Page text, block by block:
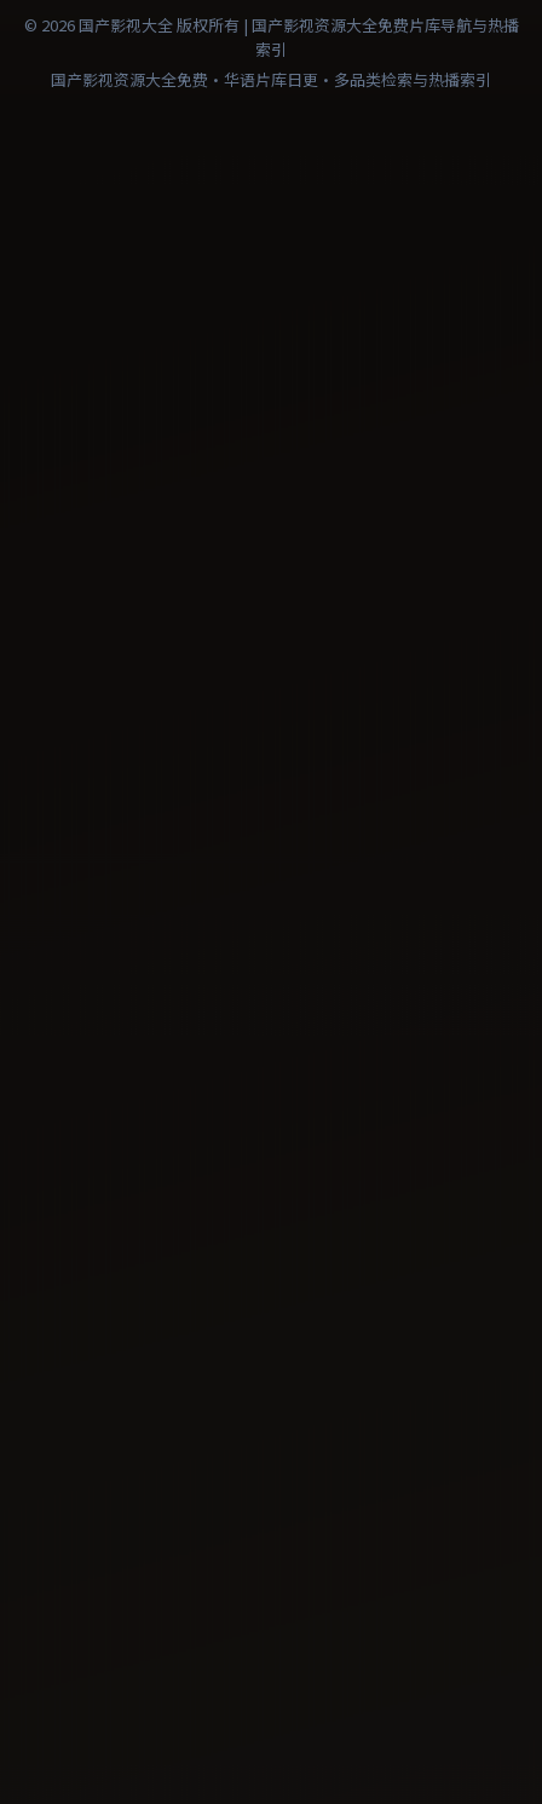
© 2026 国产影视大全版权所有 | 国产影视资源大全免费片库导航与热播
索引
国产影视资源大全免费·华语片库日更·多品类检索与热播索引